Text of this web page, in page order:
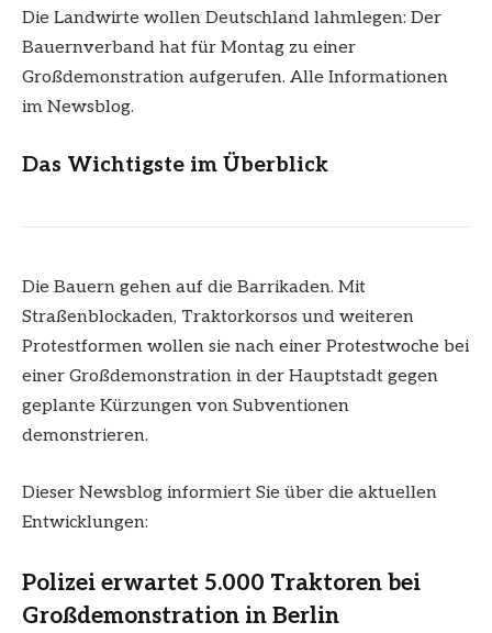
Die Landwirte wollen Deutschland lahmlegen: Der
Bauernverband hat für Montag zu einer
Großdemonstration aufgerufen. Alle Informationen
im Newsblog.
Das Wichtigste im Überblick
Die Bauern gehen auf die Barrikaden. Mit
Straßenblockaden, Traktorkorsos und weiteren
Protestformen wollen sie nach einer Protestwoche bei
einer Großdemonstration in der Hauptstadt gegen
geplante Kürzungen von Subventionen
demonstrieren.
Dieser Newsblog informiert Sie über die aktuellen
Entwicklungen:
Polizei erwartet 5.000 Traktoren bei
Großdemonstration in Berlin